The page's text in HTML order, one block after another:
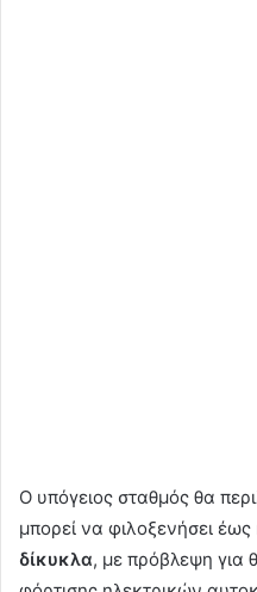
Ο υπόγειος σταθμός θα
μπορεί να φιλοξενήσει έως
δίκυκλα, με πρόβλεψη για